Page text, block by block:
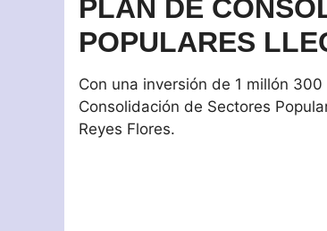
PLAN DE
POPULARES
Con una inversión de 1 millón
Consolidación de Sectores
Reyes Flores.